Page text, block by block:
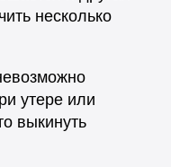
несколько
утере или
выкинуть